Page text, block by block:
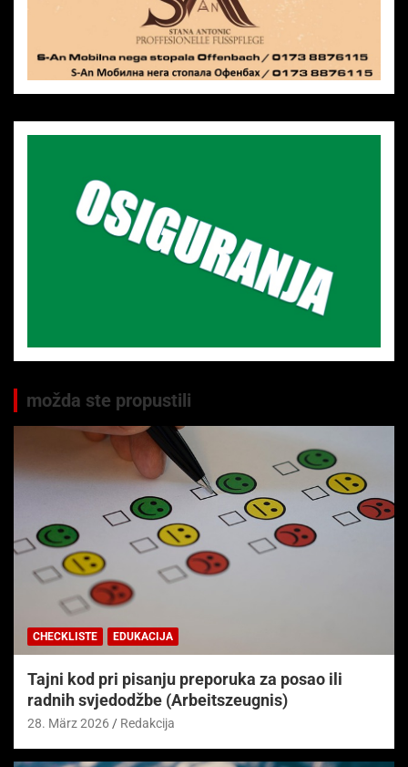
možda ste propustili
CHECKLISTE EDUKACIJA
Tajni kod pri pisanju preporuka za posao ili
radnih svjedodžbe (Arbeitszeugnis)
28. März 2026 Redakcija